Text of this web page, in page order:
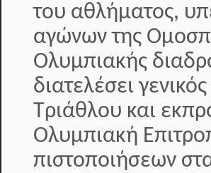
του αθλήματος,
αγώνων της
Ολυμπιακής
διατελέσει
Τριάθλου και
Ολυμπιακή
πιστοποιήσεων